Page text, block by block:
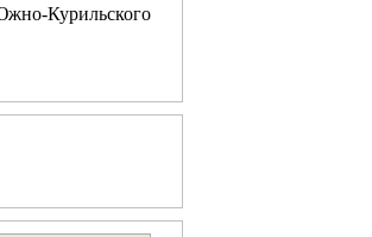
Курильского